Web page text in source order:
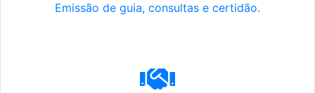
Emissão de guia, consultas e certidão.